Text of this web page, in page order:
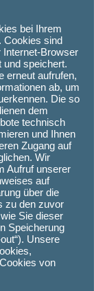
bei Ihrem
Cookies sind
Internet-Browser
und speichert.
erneut aufrufen,
ab, um
Die so
dem
technisch
und Ihnen
Zugang auf
Wir
Aufruf unserer
auf
über die
zu den zuvor
Sie dieser
Speicherung
Unsere
von